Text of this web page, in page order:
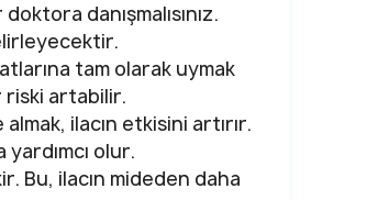
danışmalısınız.
tam olarak uymak
riski artabilir.
ilacın etkisini artırır.
yardımcı olur.
Bu, ilacın mideden daha